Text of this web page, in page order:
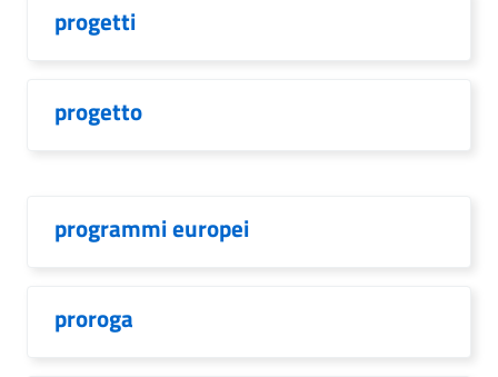
progetti
progetto
programmi europei
proroga